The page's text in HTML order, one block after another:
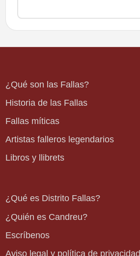
¿Qué son las Fallas?
Historia de las Fallas
Fallas míticas
Artistas falleros legendarios
Libros y llibrets
¿Qué es Distrito Fallas?
¿Quién es Candreu?
Escríbenos
Aviso legal y política de privacidad